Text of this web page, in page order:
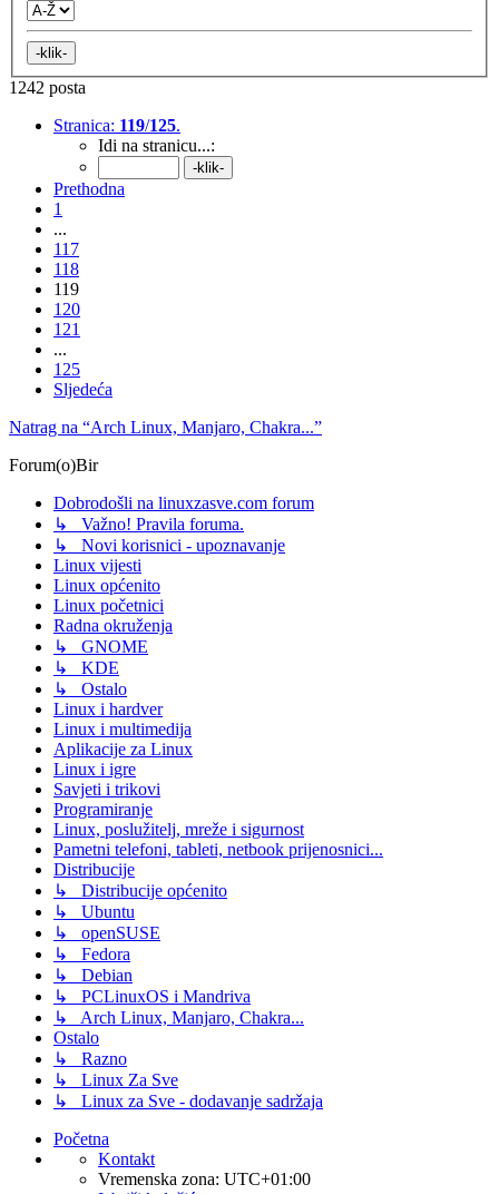
1242 posta
Stranica: 119/125.
Idi na stranicu...:
Prethodna
1
...
117
118
119
120
121
...
125
Sljedeća
Natrag na “Arch Linux, Manjaro, Chakra...”
Forum(o)Bir
Dobrodošli na linuxzasve.com forum
↳ Važno! Pravila foruma.
↳ Novi korisnici - upoznavanje
Linux vijesti
Linux općenito
Linux početnici
Radna okruženja
↳ GNOME
↳ KDE
↳ Ostalo
Linux i hardver
Linux i multimedija
Aplikacije za Linux
Linux i igre
Savjeti i trikovi
Programiranje
Linux, poslužitelj, mreže i sigurnost
Pametni telefoni, tableti, netbook prijenosnici...
Distribucije
↳ Distribucije općenito
↳ Ubuntu
↳ openSUSE
↳ Fedora
↳ Debian
↳ PCLinuxOS i Mandriva
↳ Arch Linux, Manjaro, Chakra...
Ostalo
↳ Razno
↳ Linux Za Sve
↳ Linux za Sve - dodavanje sadržaja
Početna
Kontakt
Vremenska zona: UTC+01:00